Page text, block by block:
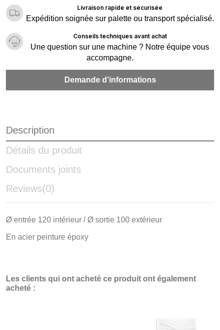
Livraison rapide et sécurisée
Expédition soignée sur palette ou transport spécialisé.
Conseils techniques avant achat
Une question sur une machine ? Notre équipe vous
accompagne.
Demande d'informations
Description
Détails du produit
Documents joints
Reviews(0)
Ø entrée 120 intérieur / Ø sortie 100 extérieur
En acier peinture époxy
Les clients qui ont acheté ce produit ont également
acheté :